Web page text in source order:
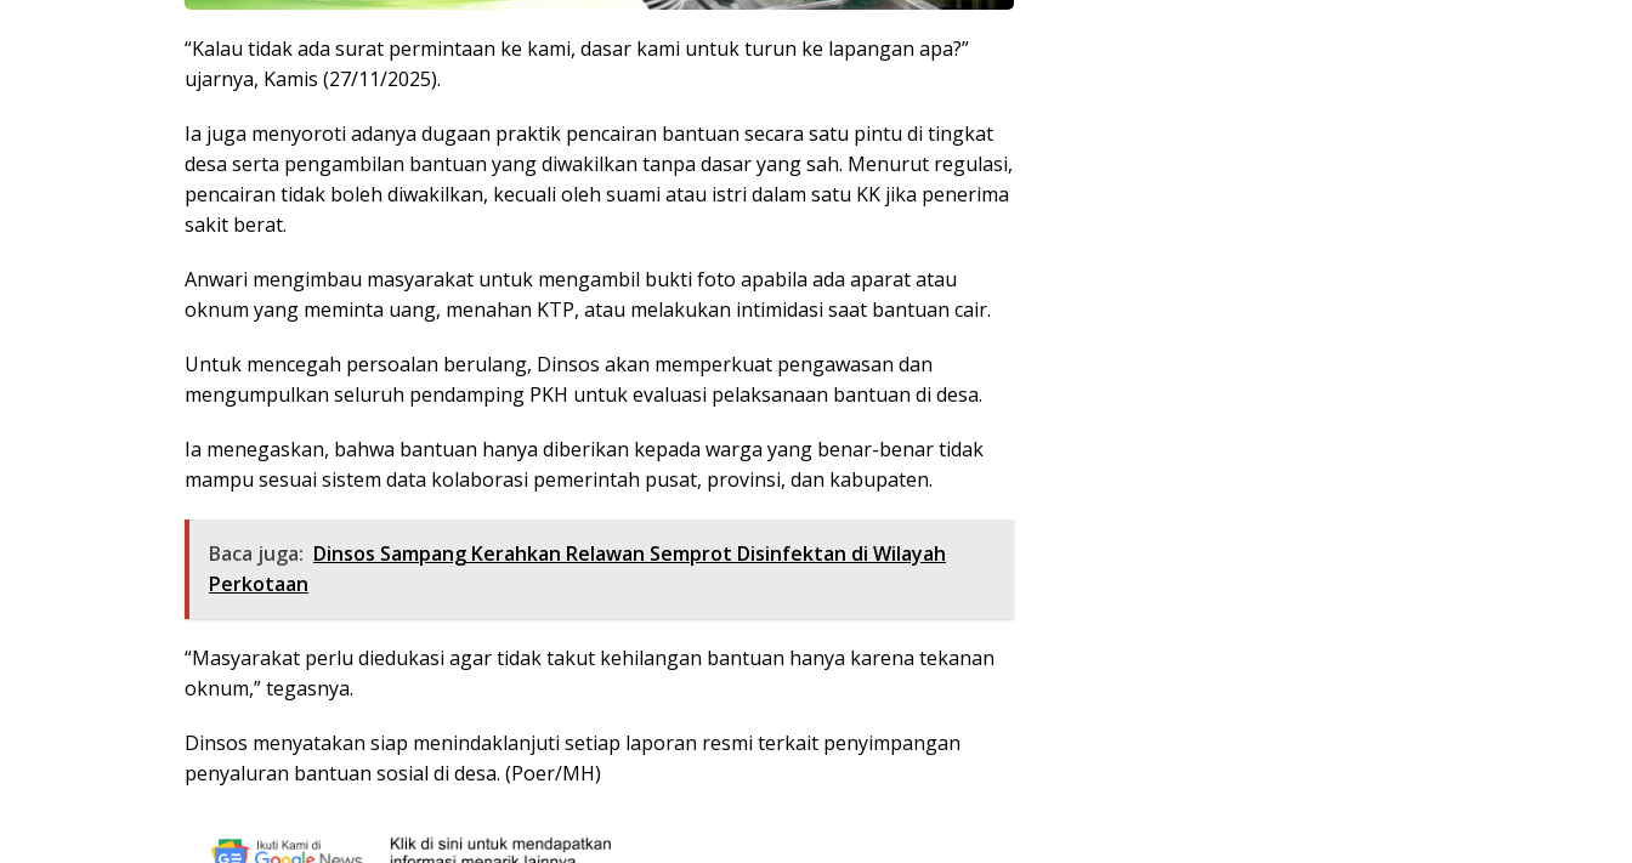
“Kalau tidak ada surat permintaan ke kami, dasar kami untuk turun ke lapangan apa?”
ujarnya, Kamis (27/11/2025).
Ia juga menyoroti adanya dugaan praktik pencairan bantuan secara satu pintu di tingkat
desa serta pengambilan bantuan yang diwakilkan tanpa dasar yang sah. Menurut regulasi,
pencairan tidak boleh diwakilkan, kecuali oleh suami atau istri dalam satu KK jika penerima
sakit berat.
Anwari mengimbau masyarakat untuk mengambil bukti foto apabila ada aparat atau
oknum yang meminta uang, menahan KTP, atau melakukan intimidasi saat bantuan cair.
Untuk mencegah persoalan berulang, Dinsos akan memperkuat pengawasan dan
mengumpulkan seluruh pendamping PKH untuk evaluasi pelaksanaan bantuan di desa.
Ia menegaskan, bahwa bantuan hanya diberikan kepada warga yang benar-benar tidak
mampu sesuai sistem data kolaborasi pemerintah pusat, provinsi, dan kabupaten.
Baca juga: Dinsos Sampang Kerahkan Relawan Semprot Disinfektan di Wilayah
Perkotaan
“Masyarakat perlu diedukasi agar tidak takut kehilangan bantuan hanya karena tekanan
oknum,” tegasnya.
Dinsos menyatakan siap menindaklanjuti setiap laporan resmi terkait penyimpangan
penyaluran bantuan sosial di desa. (Poer/MH)